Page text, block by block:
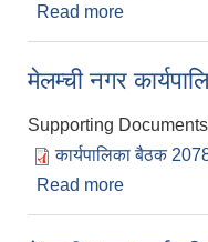
Read more
मेलम्ची नगर
Supporting
कार्यपालिका बैठक
Read more